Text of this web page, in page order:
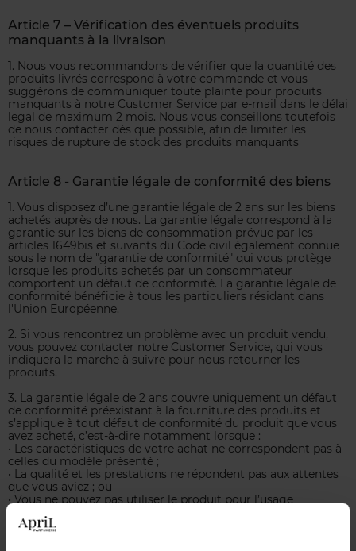
Article 7 – Vérification des éventuels produits
manquants à la livraison
1. Nous vous recommandons de vérifier que la quantité des
produits livrés correspond à votre commande et vous
suggérons de communiquer toute plainte pour produits
manquants à notre Customer Service par e-mail dans le délai
legal de maximum 2 mois. Nous vous conseillons toutefois
de nous contacter dès que possible, afin de limiter les
risques de rupture de stock des produits manquants
Article 8 - Garantie légale de conformité des biens
1. Vous disposez d’une garantie légale de 2 ans sur les biens
achetés auprès de nous. La garantie légale correspond à la
garantie sur les biens de consommation prévue par les
articles 1649bis et suivants du Code civil également connue
sous le nom de "garantie de conformité" qui vous protège
lorsque les produits achetés par un consommateur
comportent un défaut de conformité. La garantie légale de
conformité bénéficie à tous les particuliers résidant dans
l'Union Européenne.
2. Si vous rencontrez un problème avec un produit vendu,
vous pouvez contacter notre Customer Service, qui vous
indiquera la marche à suivre pour nous retourner les
produits.
3. La garantie légale de 2 ans couvre uniquement un défaut
de conformité préexistant à la fourniture des produits et
s’applique à tout défaut de conformité du produit que vous
avez acheté, c’est-à-dire notamment lorsque :
• Les caractéristiques de votre achat ne correspondent pas à
celles du modèle présenté ;
• La qualité et les prestations ne répondent pas aux attentes
que vous aviez ; ou
• Vous ne pouvez pas utiliser le produit pour l’usage
vous aviez demandées.